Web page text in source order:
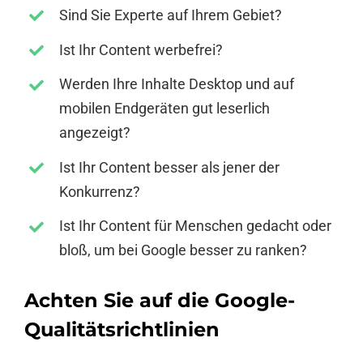
Sind Sie Experte auf Ihrem Gebiet?
Ist Ihr Content werbefrei?
Werden Ihre Inhalte Desktop und auf
mobilen Endgeräten gut leserlich
angezeigt?
Ist Ihr Content besser als jener der
Konkurrenz?
Ist Ihr Content für Menschen gedacht oder
bloß, um bei Google besser zu ranken?
Achten Sie auf die Google-
Qualitätsrichtlinien